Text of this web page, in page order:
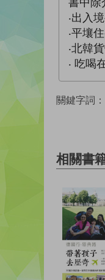
‧出入
‧平壤
‧北韓
‧ 吃喝
關鍵字詞：
相關書